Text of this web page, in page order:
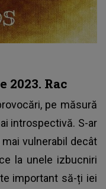
2023. Rac
pe măsură
introspectivă. S-ar
vulnerabil decât
la unele izbucniri
important să-ți iei